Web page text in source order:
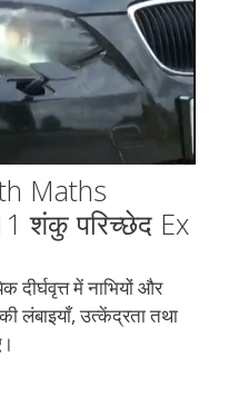
Maths
शंकु परिच्छेद Ex
में नाभियों और
लंबाइयाँ, उत्केंद्रता तथा